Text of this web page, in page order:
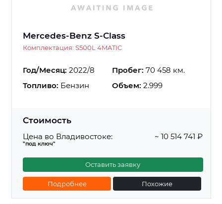
Mercedes-Benz S-Class
Комплектация: S500L 4MATIC
Год/Месяц: 2022/8 Пробег: 70 458 км.
Топливо: Бензин Объем: 2.999
Стоимость
Цена во Владивостоке:
"под ключ"
~ 10 514 741 ₽
Оставить заявку
Подробнее Похожие